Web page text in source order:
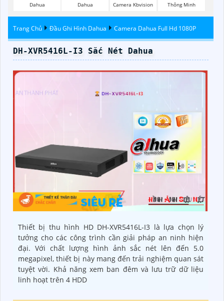
Dahua
Dahua
Camera Kbvision
Thông Minh
Trang Chủ Đầu Ghi Hình Dahua Camera Dahua Full Hd 1080P
DH-XVR5416L-I3 Sắc Nét Dahua
Thiết bị thu hình HD DH-XVR5416L-I3 là lựa chọn lý
tưởng cho các công trình cần giải pháp an ninh hiện
đại. Với chất lượng hình ảnh sắc nét lên đến 5.0
megapixel, thiết bị này mang đến trải nghiệm quan sát
tuyệt vời. Khả năng xem ban đêm và lưu trữ dữ liệu
linh hoạt trên 4 HDD